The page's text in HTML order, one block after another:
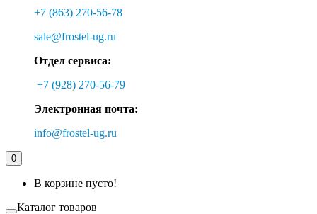
+7 (863) 270-56-78
sale@frostel-ug.ru
Отдел сервиса:
+7 (928) 270-56-79
Электронная почта:
info@frostel-ug.ru
0
В корзине пусто!
Каталог товаров